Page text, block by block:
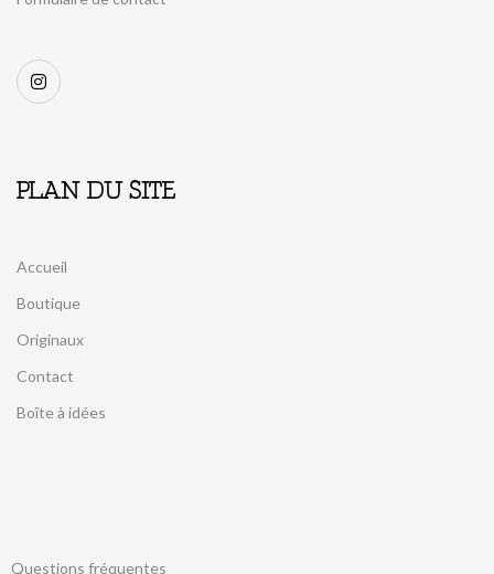
PLAN DU SITE
Accueil
Boutique
Originaux
Contact
Boîte à idées
Questions fréquentes